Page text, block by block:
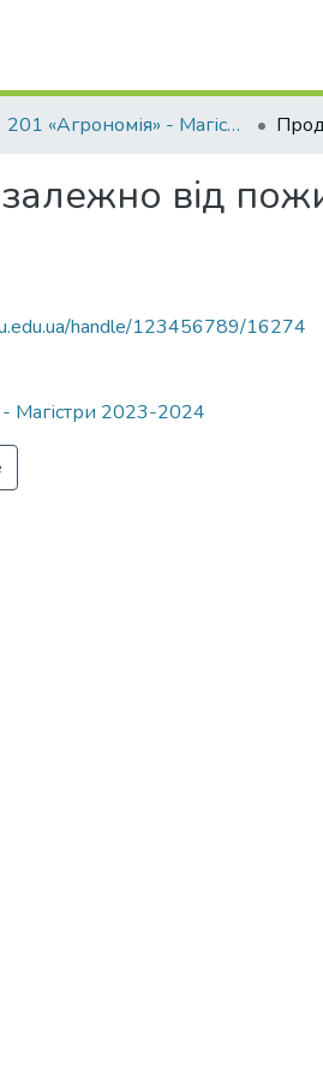
201 «Агрономія» - Магістри 2023-2024
залежно від
handle/123456789/16274
Магістри 2023-2024